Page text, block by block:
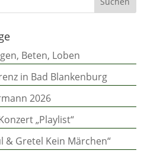
Beten, Loben
in Bad Blankenburg
2026
„Playlist“
& Gretel Kein Märchen“